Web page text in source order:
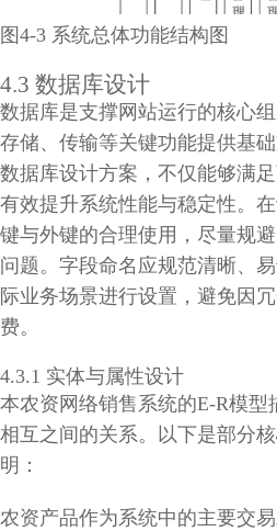
图4-3 系统总体功能结构图
4.3 数据库设计
数据库是支撑网站运行的核心
存储、传输等关键功能提供基
数据库设计方案，不仅能够满
有效提升系统性能与稳定性。
键与外键的合理使用，尽量规
问题。字段命名应规范清晰、
际业务场景进行设置，避免因
费。
4.3.1 实体与属性设计
本农资网络销售系统的E-R模
相互之间的关系。以下是部分
明：
农资产品作为系统中的主要交